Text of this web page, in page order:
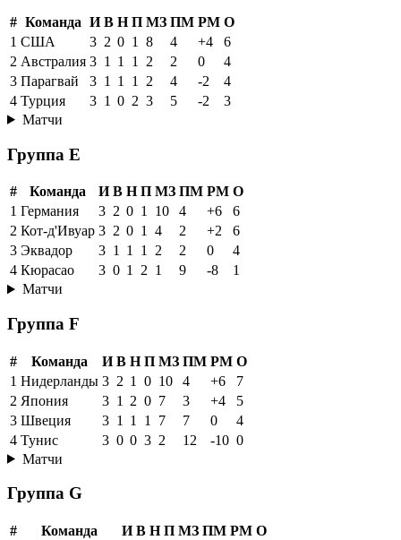
# Команда И В Н П МЗ ПМ РМ О
1 США 3 2 0 1 8 4 +4
6
2 Австралия 3 1 1 1 2 2 0
4
3 Парагвай 3 1 1 1 2 4 -2
4
4 Турция 3 1 0 2 3 5 -2
3
Матчи
Группа E
# Команда И В Н П МЗ ПМ РМ О
1 Германия 3 2 0 1 10 4 +6
6
2 Кот-д'Ивуар 3 2 0 1 4 2 +2
6
3 Эквадор 3 1 1 1 2 2 0
4
4 Кюрасао 3 0 1 2 1 9 -8
1
Матчи
Группа F
# Команда И В Н П МЗ ПМ РМ О
1 Нидерланды 3 2 1 0 10 4 +6
7
2 Япония 3 1 2 0 7 3 +4
5
3 Швеция 3 1 1 1 7 7 0
4
4 Тунис 3 0 0 3 2 12 -10 0
Матчи
Группа G
# Команда И В Н П МЗ ПМ РМ О